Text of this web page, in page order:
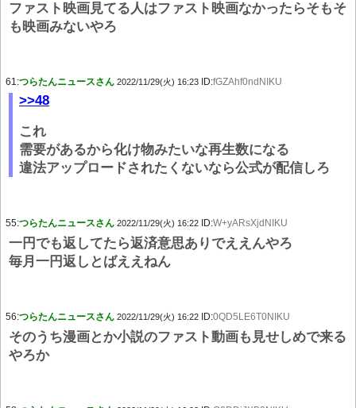
ファスト映画見てる人はファスト映画なかったらそもそ
も映画みないやろ
61:つらたんニュースさん 2022/11/29(火) 16:23 ID:fGZAhf0ndNIKU
>>48
これ
需要があるから化け物みたいな再生数になる
違法アップロードされたくないなら公式が配信しろ
55:つらたんニュースさん 2022/11/29(火) 16:22 ID:W+yARsXjdNIKU
一円でも返してたら返済意思ありでええんやろ
毎月一円返しとばええねん
56:つらたんニュースさん 2022/11/29(火) 16:22 ID:0QD5LE6T0NIKU
そのうち漫画とか小説のファスト動画も見せしめで来る
やろか